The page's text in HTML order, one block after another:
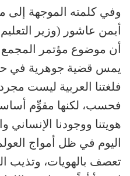
وفي كلمته الموجهة إلى
أيمن عاشور (وزير
أن موضوع مؤتمر
يمس قضية جوهرية في
فلغتنا العربية ليست
فحسب، لكنها مقوِّم
هويتنا ووجودنا الإنساني
اليوم في ظل أمواج
تعصف بالهويات، وتذيب